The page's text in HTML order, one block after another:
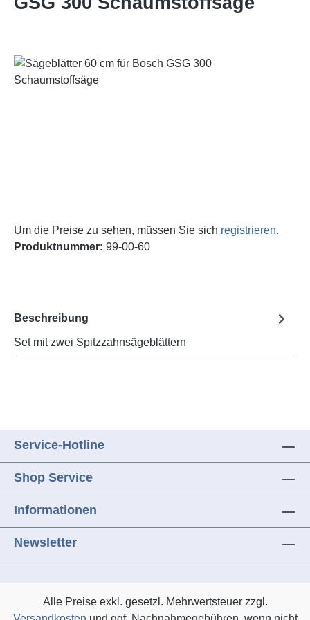
Bildergalerie überspringen
Um die Preise zu sehen, müssen Sie sich registrieren.
Produktnummer: 99-00-60
Beschreibung
Set mit zwei Spitzzahnsägeblättern
Service-Hotline
Shop Service
Informationen
Newsletter
Alle Preise exkl. gesetzl. Mehrwertsteuer zzgl.